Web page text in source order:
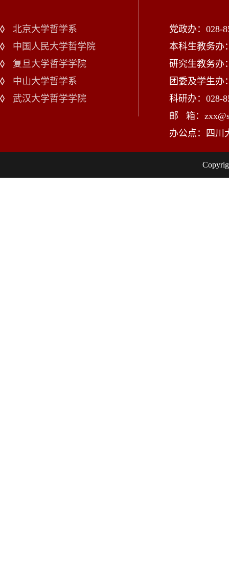
北京大学哲学系
中国人民大学哲学院
复旦大学哲学学院
中山大学哲学系
武汉大学哲学学院
党政办：028-
本科生教务办
研究生教务办
团委及学生办
科研办：028-
邮 箱：
办公点：四川